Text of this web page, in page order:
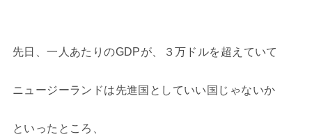
先日、一人あたりのGDPが、３万ドルを超えていて
ニュージーランドは先進国としていい国じゃないか
といったところ、